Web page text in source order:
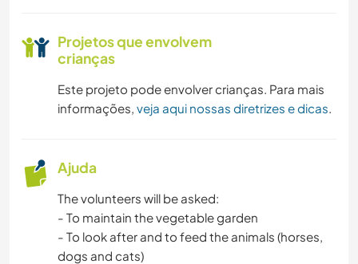
Projetos que envolvem
crianças
Este projeto pode envolver crianças. Para mais
informações, veja aqui nossas diretrizes e dicas.
Ajuda
The volunteers will be asked:
- To maintain the vegetable garden
- To look after and to feed the animals (horses,
dogs and cats)